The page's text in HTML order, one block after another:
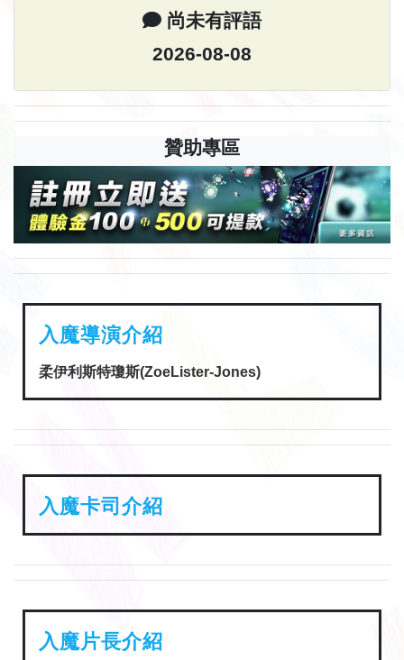
尚未有評語
2026-08-08
贊助專區
入魔導演介紹
柔伊利斯特瓊斯(ZoeLister-Jones)
入魔卡司介紹
入魔片長介紹